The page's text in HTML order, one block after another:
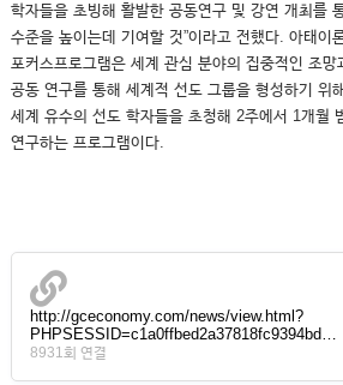
학자들을 초빙해 활발한 공동연구 및 강연 개최를
수준을 높이는데 기여할 것”이라고 전했다. 아태이
포커스프로그램은 세계 관심 분야의 집중적인 조망
공동 연구를 통해 세계적 선도 그룹을 형성하기 위
세계 유수의 선도 학자들을 초청해 2주에서 1개월
연구하는 프로그램이다.
http://gceconomy.com/news/view.html?
PHPSESSID=c1a0ffbed2a37818fc9394bd…
8931회 연결